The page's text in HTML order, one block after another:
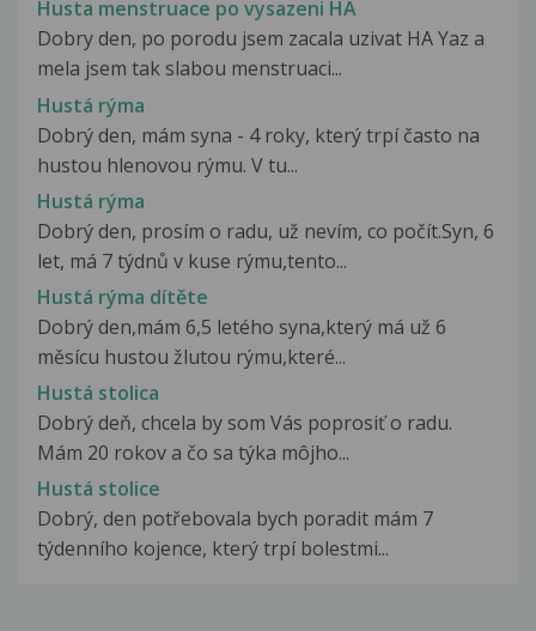
Husta menstruace po vysazeni HA
Dobry den, po porodu jsem zacala uzivat HA Yaz a
mela jsem tak slabou menstruaci...
Hustá rýma
Dobrý den, mám syna - 4 roky, který trpí často na
hustou hlenovou rýmu. V tu...
Hustá rýma
Dobrý den, prosím o radu, už nevím, co počít.Syn, 6
let, má 7 týdnů v kuse rýmu,tento...
Hustá rýma dítěte
Dobrý den,mám 6,5 letého syna,který má už 6
měsícu hustou žlutou rýmu,které...
Hustá stolica
Dobrý deň, chcela by som Vás poprosiť o radu.
Mám 20 rokov a čo sa týka môjho...
Hustá stolice
Dobrý, den potřebovala bych poradit mám 7
týdenního kojence, který trpí bolestmi...